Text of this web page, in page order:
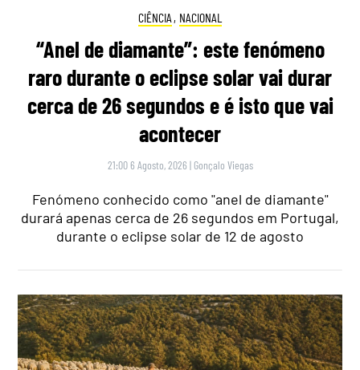
CIÊNCIA , NACIONAL
“Anel de diamante”: este fenómeno
raro durante o eclipse solar vai durar
cerca de 26 segundos e é isto que vai
acontecer
21:00 6 Agosto, 2026 | Gonçalo Viegas
Fenómeno conhecido como "anel de diamante"
durará apenas cerca de 26 segundos em Portugal,
durante o eclipse solar de 12 de agosto